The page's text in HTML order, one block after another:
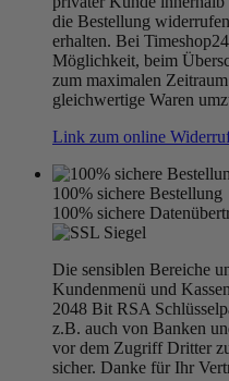
die Bestellung
erhalten. Bei
Möglichkeit, beim
zum maximalen
gleichwertige Waren
Link zum online
100% sichere Bestellung
100% sichere
Die sensiblen Bereiche
Kundenmenü und
2048 Bit RSA
z.B. auch von Banken
vor dem Zugriff Dritter
sicher. Danke für Ihr